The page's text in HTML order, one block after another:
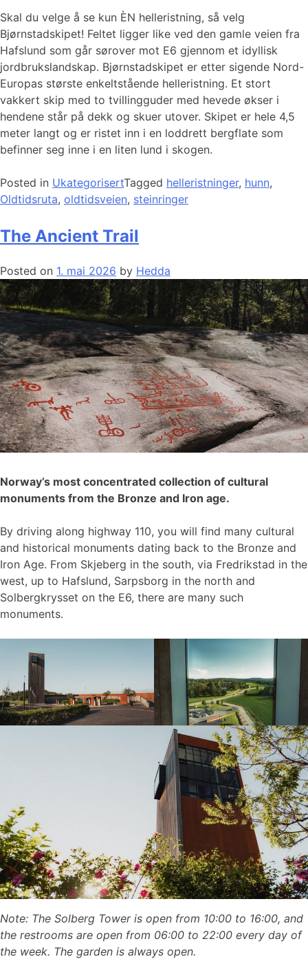
Skal du velge å se kun ÈN helleristning, så velg
Bjørnstadskipet! Feltet ligger like ved den gamle veien fra
Hafslund som går sørover mot E6 gjennom et idyllisk
jordbrukslandskap. Bjørnstadskipet er etter sigende Nord-
Europas største enkeltstående helleristning. Et stort
vakkert skip med to tvillingguder med hevede økser i
hendene står på dekk og skuer utover. Skipet er hele 4,5
meter langt og er ristet inn i en loddrett bergflate som
befinner seg inne i en liten lund i skogen.
Posted in UkategorisertTagged helleristninger, hunn,
Oldtidsruta, oldtidsveien, steinringer
The Ancient Trail
Posted on 1. mai 2026 by Hedda
Norway’s most concentrated collection of cultural
monuments from the Bronze and Iron age.
By driving along highway 110, you will find many cultural
and historical monuments dating back to the Bronze and
Iron Age. From Skjeberg in the south, via Fredrikstad in the
west, up to Hafslund, Sarpsborg in the north and
Solbergkrysset on the E6, there are many such
monuments.
Note: The Solberg Tower is open from 10:00 to 16:00, and
the restrooms are open from 06:00 to 22:00 every day of
the week. The garden is always open.